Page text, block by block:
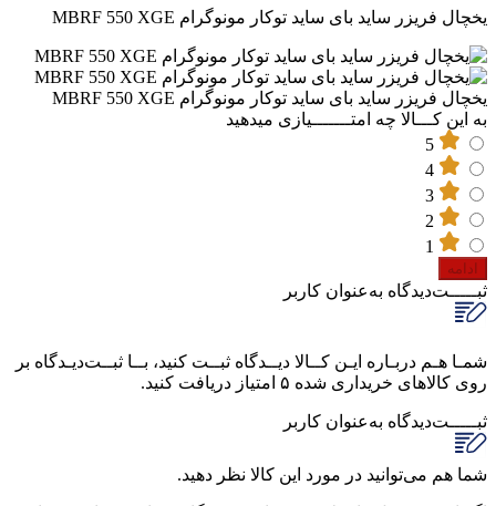
یخچال فریزر ساید بای ساید توکار مونوگرام MBRF 550 XGE
یخچال فریزر ساید بای ساید توکار مونوگرام MBRF 550 XGE
به این کـــالا چه امتـــــــیازی میدهید
ادامه
ثبـــــت‌دیدگاه به‌عنوان کاربر
شمـا هـم دربـاره ایـن کــالا دیــدگاه ثبــت کنید، بــا ثبــت‌دیـدگاه بر
روی کالاهای خریداری شده ۵ امتیاز دریافت کنید.
ثبـــــت‌دیدگاه به‌عنوان کاربر
شما هم می‌توانید در مورد این کالا نظر دهید.